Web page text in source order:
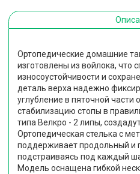
Ортопедические домашние
изготовлены из войлока, что
износоустойчивости и
деталь верха надежно
углубление в пяточной части
стабилизацию стопы в
типа Велкро - 2 липы,
Ортопедическая стелька с
поддерживает продольный и
подстраиваясь под каждый
Модель оснащена гибкой